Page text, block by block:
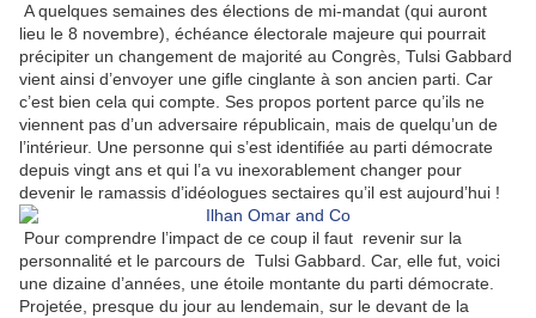
A quelques semaines des élections de mi-mandat (qui auront
lieu le 8 novembre), échéance électorale majeure qui pourrait
précipiter un changement de majorité au Congrès, Tulsi Gabbard
vient ainsi d’envoyer une gifle cinglante à son ancien parti. Car
c’est bien cela qui compte. Ses propos portent parce qu’ils ne
viennent pas d’un adversaire républicain, mais de quelqu’un de
l’intérieur. Une personne qui s’est identifiée au parti démocrate
depuis vingt ans et qui l’a vu inexorablement changer pour
devenir le ramassis d’idéologues sectaires qu’il est aujourd’hui !
Pour comprendre l’impact de ce coup il faut revenir sur la
personnalité et le parcours de Tulsi Gabbard. Car, elle fut, voici
une dizaine d’années, une étoile montante du parti démocrate.
Projetée, presque du jour au lendemain, sur le devant de la